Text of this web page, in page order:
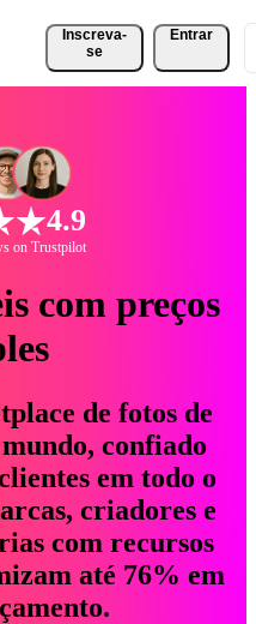
Inscreva-
se
Entrar
4.9
on Trustpilot
com preços
de fotos de
confiado
em todo o
criadores e
com recursos
até 76% em